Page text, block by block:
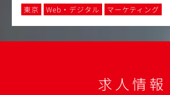
東京 Web・デジタル マーケティング
求人情報